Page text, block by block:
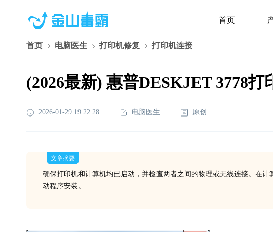
首页
首页 电脑医生 打印机修复 打印机连接
(2026最新) 惠普DESKJET 3778
2026-01-29 19:22:28 电脑医生 原创
文章摘要
确保打印机和计算机均已启动，并检查两者之间的物理或无线连接。在
动程序安装。